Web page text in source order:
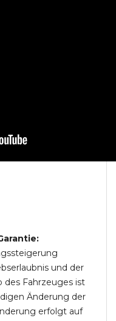
und der
des Fahrzeuges ist
Änderung der
erfolgt auf